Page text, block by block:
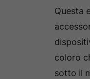
Questa
coloro
sotto il